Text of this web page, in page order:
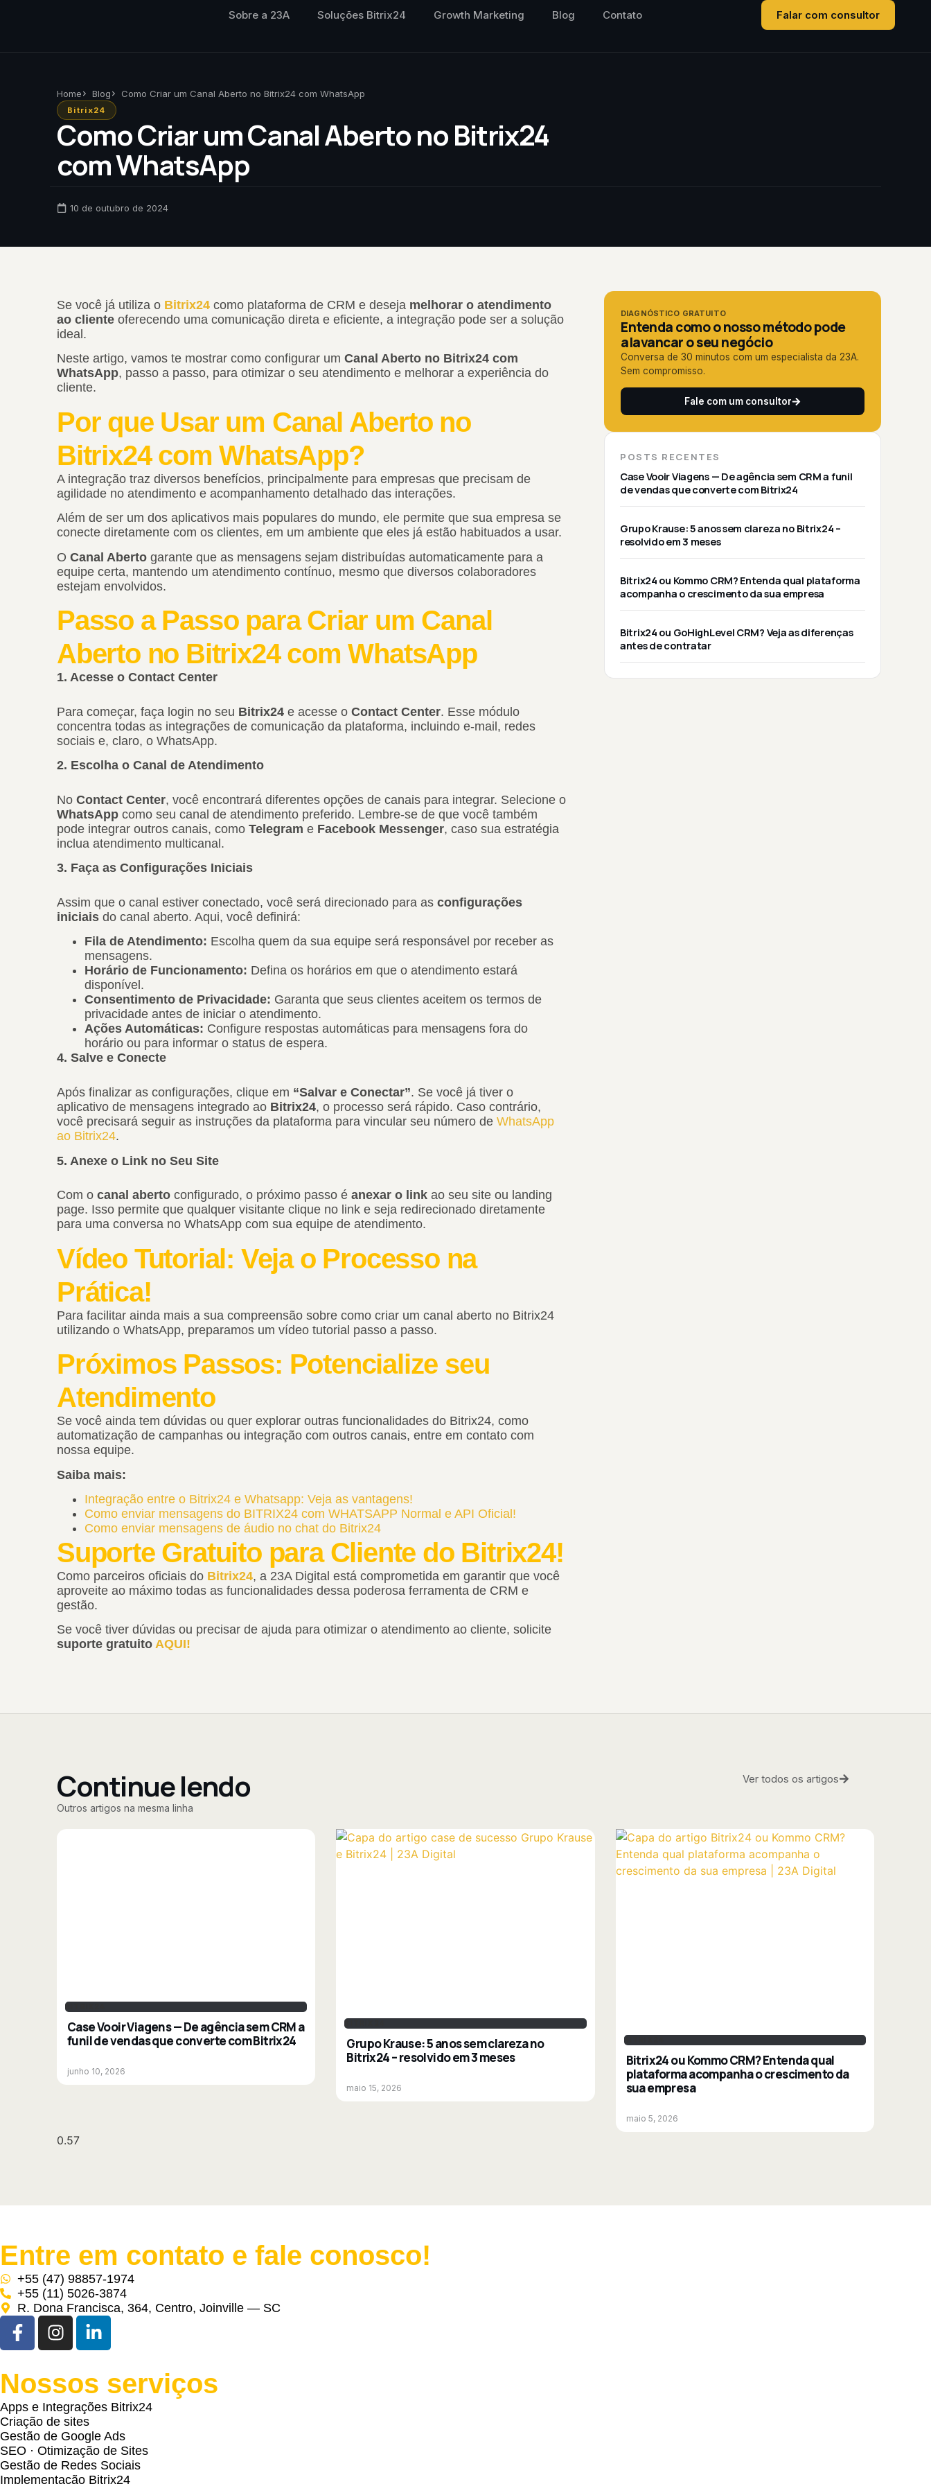
Sobre a 23A Soluções Bitrix24 Growth Marketing Blog Contato Falar com consultor
Home Blog Como Criar um Canal Aberto no Bitrix24 com WhatsApp
Bitrix24
Como Criar um Canal Aberto no Bitrix24
com WhatsApp
10 de outubro de 2024
Se você já utiliza o Bitrix24 como plataforma de CRM e deseja melhorar o atendimento
ao cliente oferecendo uma comunicação direta e eficiente, a integração pode ser a solução
ideal.
Neste artigo, vamos te mostrar como configurar um Canal Aberto no Bitrix24 com
WhatsApp, passo a passo, para otimizar o seu atendimento e melhorar a experiência do
cliente.
Por que Usar um Canal Aberto no
Bitrix24 com WhatsApp?
A integração traz diversos benefícios, principalmente para empresas que precisam de
agilidade no atendimento e acompanhamento detalhado das interações.
Além de ser um dos aplicativos mais populares do mundo, ele permite que sua empresa se
conecte diretamente com os clientes, em um ambiente que eles já estão habituados a usar.
O Canal Aberto garante que as mensagens sejam distribuídas automaticamente para a
equipe certa, mantendo um atendimento contínuo, mesmo que diversos colaboradores
estejam envolvidos.
Passo a Passo para Criar um Canal
Aberto no Bitrix24 com WhatsApp
1. Acesse o Contact Center
Para começar, faça login no seu Bitrix24 e acesse o Contact Center. Esse módulo
concentra todas as integrações de comunicação da plataforma, incluindo e-mail, redes
sociais e, claro, o WhatsApp.
2. Escolha o Canal de Atendimento
No Contact Center, você encontrará diferentes opções de canais para integrar. Selecione o
WhatsApp como seu canal de atendimento preferido. Lembre-se de que você também
pode integrar outros canais, como Telegram e Facebook Messenger, caso sua estratégia
inclua atendimento multicanal.
3. Faça as Configurações Iniciais
Assim que o canal estiver conectado, você será direcionado para as configurações
iniciais do canal aberto. Aqui, você definirá:
Fila de Atendimento: Escolha quem da sua equipe será responsável por receber as
mensagens.
Horário de Funcionamento: Defina os horários em que o atendimento estará
disponível.
Consentimento de Privacidade: Garanta que seus clientes aceitem os termos de
privacidade antes de iniciar o atendimento.
Ações Automáticas: Configure respostas automáticas para mensagens fora do
horário ou para informar o status de espera.
4. Salve e Conecte
Após finalizar as configurações, clique em “Salvar e Conectar”. Se você já tiver o
aplicativo de mensagens integrado ao Bitrix24, o processo será rápido. Caso contrário,
você precisará seguir as instruções da plataforma para vincular seu número de WhatsApp
ao Bitrix24.
5. Anexe o Link no Seu Site
Com o canal aberto configurado, o próximo passo é anexar o link ao seu site ou landing
page. Isso permite que qualquer visitante clique no link e seja redirecionado diretamente
para uma conversa no WhatsApp com sua equipe de atendimento.
Vídeo Tutorial: Veja o Processo na
Prática!
Para facilitar ainda mais a sua compreensão sobre como criar um canal aberto no Bitrix24
utilizando o WhatsApp, preparamos um vídeo tutorial passo a passo.
Próximos Passos: Potencialize seu
Atendimento
Se você ainda tem dúvidas ou quer explorar outras funcionalidades do Bitrix24, como
automatização de campanhas ou integração com outros canais, entre em contato com
nossa equipe.
Saiba mais:
Integração entre o Bitrix24 e Whatsapp: Veja as vantagens!
Como enviar mensagens do BITRIX24 com WHATSAPP Normal e API Oficial!
Como enviar mensagens de áudio no chat do Bitrix24
Suporte Gratuito para Cliente do Bitrix24!
Como parceiros oficiais do Bitrix24, a 23A Digital está comprometida em garantir que você
aproveite ao máximo todas as funcionalidades dessa poderosa ferramenta de CRM e
gestão.
Se você tiver dúvidas ou precisar de ajuda para otimizar o atendimento ao cliente, solicite
suporte gratuito AQUI!
DIAGNÓSTICO GRATUITO
Entenda como o nosso método pode
alavancar o seu negócio
Conversa de 30 minutos com um especialista da 23A.
Sem compromisso.
Fale com um consultor
POSTS RECENTES
Case Vooir Viagens — De agência sem CRM a funil
de vendas que converte com Bitrix24
Grupo Krause: 5 anos sem clareza no Bitrix24 –
resolvido em 3 meses
Bitrix24 ou Kommo CRM? Entenda qual plataforma
acompanha o crescimento da sua empresa
Bitrix24 ou GoHighLevel CRM? Veja as diferenças
antes de contratar
Continue lendo
Outros artigos na mesma linha
Ver todos os artigos
BITRIX24
Case Vooir Viagens — De agência sem CRM a
funil de vendas que converte com Bitrix24
junho 10, 2026
BITRIX24
Grupo Krause: 5 anos sem clareza no
Bitrix24 – resolvido em 3 meses
maio 15, 2026
BITRIX24
Bitrix24 ou Kommo CRM? Entenda qual
plataforma acompanha o crescimento da
sua empresa
maio 5, 2026
Entre em contato e fale conosco!
+55 (47) 98857-1974
+55 (11) 5026-3874
R. Dona Francisca, 364, Centro, Joinville — SC
Nossos serviços
Apps e Integrações Bitrix24
Criação de sites
Gestão de Google Ads
SEO · Otimização de Sites
Gestão de Redes Sociais
Implementação Bitrix24